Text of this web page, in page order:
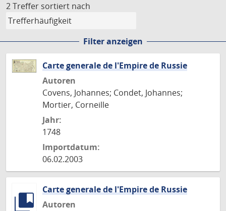
2 Treffer sortiert nach
Filter anzeigen
Carte generale de l'Empire de Russie
Autoren
Covens, Johannes; Condet, Johannes;
Mortier, Corneille
Jahr:
1748
Importdatum:
06.02.2003
Carte generale de l'Empire de Russie
Autoren